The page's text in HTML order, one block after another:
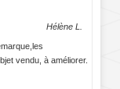
Hélène L.
vendu, à améliorer.